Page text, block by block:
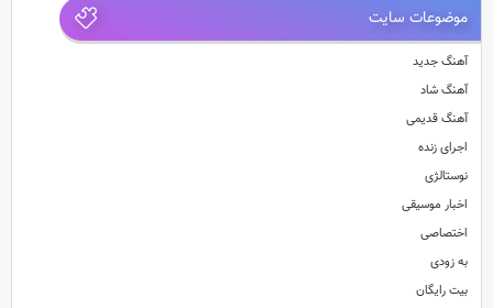
موضوعات سایت
آهنگ جدید
آهنگ شاد
آهنگ قدیمی
اجرای زنده
نوستالژی
اخبار موسیقی
اختصاصی
به زودی
بیت رایگان